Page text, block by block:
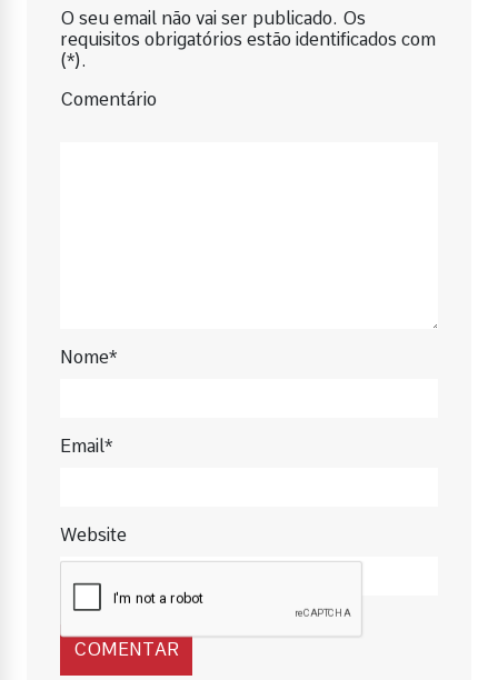
O seu email não vai ser publicado. Os
requisitos obrigatórios estão identificados com
(*).
Comentário
Nome*
Email*
Website